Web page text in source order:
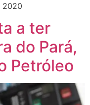
2020
a ter
do Pará,
Petróleo